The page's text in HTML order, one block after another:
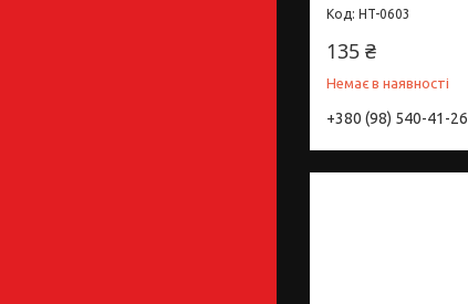
HT-0603
135 ₴
Немає в наявності
+380 (98) 540-41-26